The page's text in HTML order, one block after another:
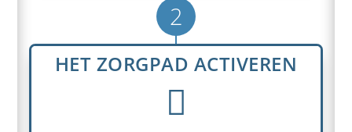
2
HET ZORGPAD ACTIVEREN
